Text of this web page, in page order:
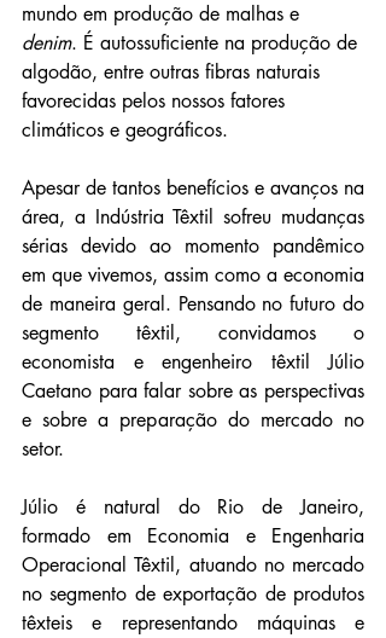
mundo em produção de malhas e
denim. É autossuficiente na produção de
algodão, entre outras fibras naturais
favorecidas pelos nossos fatores
climáticos e geográficos.
Apesar de tantos benefícios e avanços na
área, a Indústria Têxtil sofreu mudanças
sérias devido ao momento pandêmico
em que vivemos, assim como a economia
de maneira geral. Pensando no futuro do
segmento têxtil, convidamos o
economista e engenheiro têxtil Júlio
Caetano para falar sobre as perspectivas
e sobre a preparação do mercado no
setor.
Júlio é natural do Rio de Janeiro,
formado em Economia e Engenharia
Operacional Têxtil, atuando no mercado
no segmento de exportação de produtos
têxteis e representando máquinas e